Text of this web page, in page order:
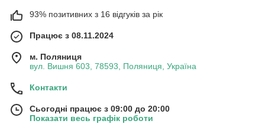
93% позитивних з 16 відгуків за рік
Працює з 08.11.2024
м. Поляниця
вул. Вишня 603, 78593, Поляниця, Україна
Контакти
Сьогодні працює з 09:00 до 20:00
Показати весь графік роботи